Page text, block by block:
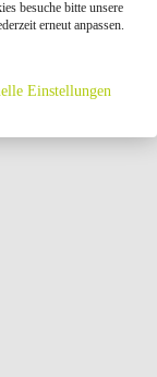
besuche bitte unsere
erneut anpassen.
Einstellungen